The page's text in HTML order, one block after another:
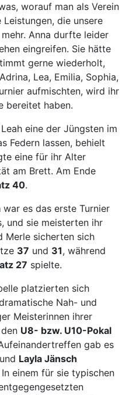
worauf man als Verein
die unsere
Anna durfte leider
eingreifen. Sie hätte
gerne wiederholt,
Lea, Emilia, Sophia,
aufmischten, wird ihr
bereitet haben.
eine der Jüngsten im
Federn lassen, behielt
eine für ihr Alter
am Brett. Am Ende
40.
war es das erste Turnier
und sie meisterten ihr
Merle sicherten sich
37 und 31, während
27 spielte.
platzierten sich
Nah- und
Meisterinnen ihrer
U8- bzw. U10-Pokal
gab es
Layla Jänsch
einem für sie typischen